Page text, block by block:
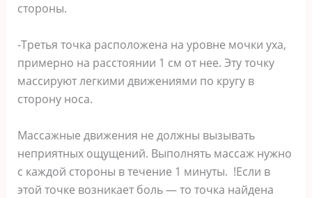
стороны.
-Третья точка расположена на уровне мочки уха,
примерно на расстоянии 1 см от нее. Эту точку
массируют легкими движениями по кругу в
сторону носа.
Массажные движения не должны вызывать
неприятных ощущений. Выполнять массаж нужно
с каждой стороны в течение 1 минуты. !Если в
этой точке возникает боль — то точка найдена